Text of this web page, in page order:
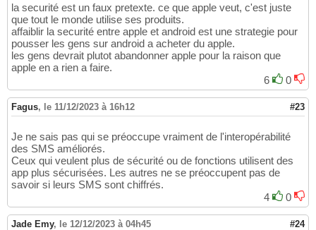
la securité est un faux pretexte. ce que apple veut, c'est juste
que tout le monde utilise ses produits.
affaiblir la securité entre apple et android est une strategie pour
pousser les gens sur android a acheter du apple.
les gens devrait plutot abandonner apple pour la raison que
apple en a rien a faire.
6
0
Fagus, le 11/12/2023 à 16h12 #23
Je ne sais pas qui se préoccupe vraiment de l'interopérabilité
des SMS améliorés.
Ceux qui veulent plus de sécurité ou de fonctions utilisent des
app plus sécurisées. Les autres ne se préoccupent pas de
savoir si leurs SMS sont chiffrés.
4
0
Jade Emy, le 12/12/2023 à 04h45 #24